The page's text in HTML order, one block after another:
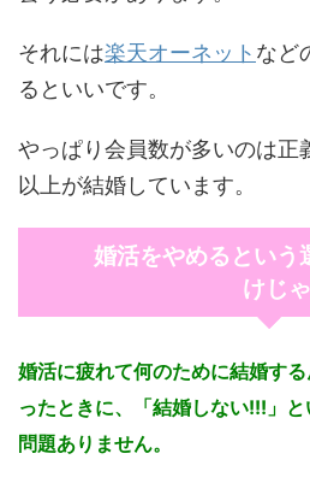
それには楽天オーネット など
るといいです。
やっぱり会員数が多いのは正
以上が結婚しています。
婚活をやめるという
けじ
婚活に疲れて何のために結婚す
ったときに、「結婚しない!!!」
問題ありません。